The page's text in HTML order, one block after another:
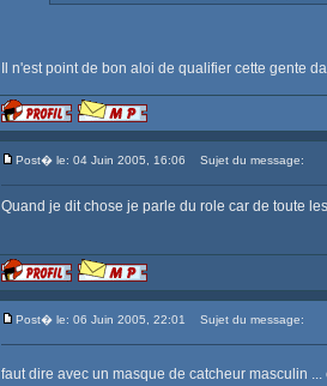
Il n'est point de bon aloi de qualifier cette gente
Post� le: 04 Juin 2005, 16:06 Sujet du message:
Quand je dit chose je parle du role car de toute
Post� le: 06 Juin 2005, 22:01 Sujet du message:
faut dire avec un masque de catcheur masculin